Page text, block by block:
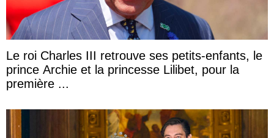
Le roi Charles III retrouve ses petits-enfants, le
prince Archie et la princesse Lilibet, pour la
première ...